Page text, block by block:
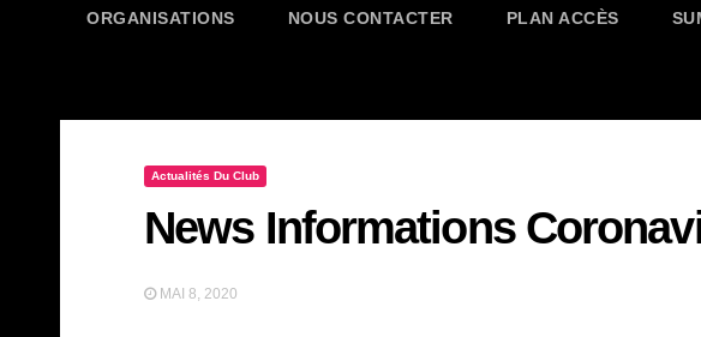
ORGANISATIONS NOUS CONTACTER PLAN ACCÈS
Actualités Du Club
News Informations
MAI 8, 2020